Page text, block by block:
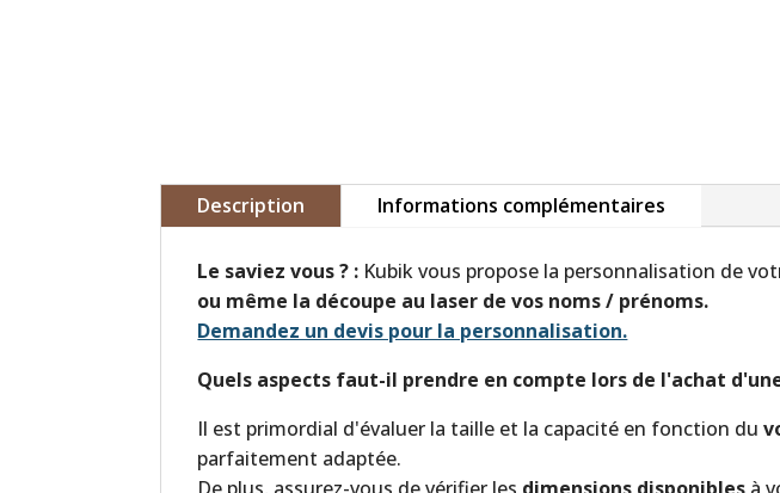
Description Informations complémentaires
Le saviez vous ? : Kubik vous propose la personnalisation de
ou même la découpe au laser de vos noms / prénoms.
Demandez un devis pour la personnalisation.
Quels aspects faut-il prendre en compte lors de l'achat
Il est primordial d'évaluer la taille et la capacité en fonction du
parfaitement adaptée.